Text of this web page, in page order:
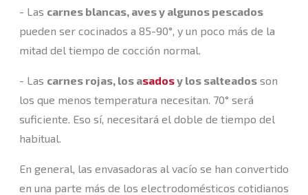
- Las carnes blancas, aves y algunos pescados
pueden ser cocinados a 85-90°, y un poco más de la
mitad del tiempo de cocción normal.
- Las carnes rojas, los asadosy los salteadosson
los que menos temperatura necesitan. 70° será
suficiente. Eso sí, necesitará el doble de tiempo del
habitual.
En general, las envasadoras al vacío se han convertido
en una parte más de los electrodomésticos cotidianos